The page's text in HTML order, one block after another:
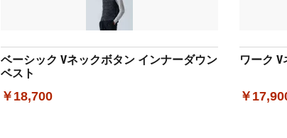
ベーシック Vネックボタン インナーダウン
ベスト
￥18,700
ワーク
￥